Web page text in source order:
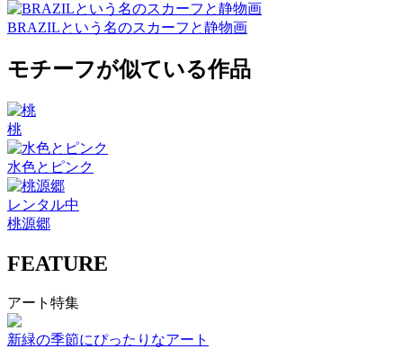
BRAZILという名のスカーフと静物画
モチーフが似ている作品
桃
水色とピンク
レンタル中
桃源郷
FEATURE
アート特集
新緑の季節にぴったりなアート